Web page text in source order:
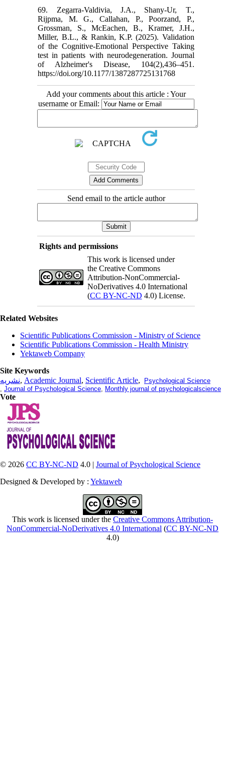
69. Zegarra-Valdivia, J.A., Shany-Ur, T.,
Rijpma, M. G., Callahan, P., Poorzand, P.,
Grossman, S., McEachen, B., Kramer, J.H.,
Miller, B.L., & Rankin, K.P. (2025). Validation
of the Cognitive-Emotional Perspective Taking
test in patients with neurodegeneration. Journal
of Alzheimer's Disease, 104(2),436–451.
https://doi.org/10.1177/1387287725131768
Add your comments about this article : Your
username or Email:
Send email to the article author
Rights and permissions
This work is licensed under
the Creative Commons
Attribution-NonCommercial-
NoDerivatives 4.0 International
(CC BY-NC-ND 4.0) License.
Related Websites
Scientific Publications Commission - Ministry of Science
Scientific Publications Commission - Health Ministry
Yektaweb Company
Site Keywords
نشریه, Academic Journal, Scientific Article,
Psychological Science
, Journal of Psychological Science, Monthly journal of psychologicalscience
Vote
© 2026 CC BY-NC-ND 4.0 | Journal of Psychological Science
Designed & Developed by : Yektaweb
This work is licensed under the Creative Commons Attribution-
NonCommercial-NoDerivatives 4.0 International (CC BY-NC-ND
4.0)